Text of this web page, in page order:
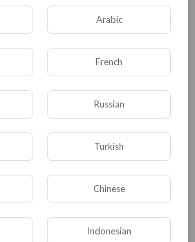
нет
Arabic
French
Russian
Turkish
Chinese
Indonesian